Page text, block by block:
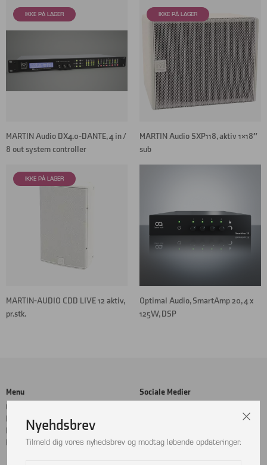
MARTIN Audio DX4.0-DANTE, 4 in /
8 out system controller
MARTIN Audio SXP118, aktiv 1×18″
sub
MARTIN-AUDIO CDD LIVE 12 aktiv,
pr.stk.
Optimal Audio, SmartAmp 20, 4 x
125W, DSP
Menu
Cookie- og privatlivspolitik
Handelsbetingelser
Kontakt
Returnering
Sociale Medier
Nyehdsbrev
Tilmeld dig vores nyhedsbrev og modtag løbende opdateringer.